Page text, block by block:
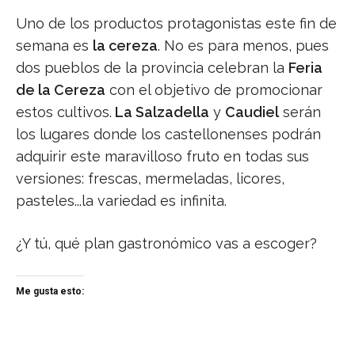
Uno de los productos protagonistas este fin de
semana es la cereza. No es para menos, pues
dos pueblos de la provincia celebran la Feria
de la Cereza con el objetivo de promocionar
estos cultivos. La Salzadella y Caudielserán
los lugares donde los castellonenses podrán
adquirir este maravilloso fruto en todas sus
versiones: frescas, mermeladas, licores,
pasteles...la variedad es infinita.
¿Y tú, qué plan gastronómico vas a escoger?
Me gusta esto: